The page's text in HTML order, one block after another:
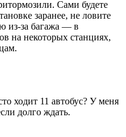
Сами будете
заранее, не ловите
из-за багажа — в
на некоторых станциях,
ходит 11 автобус? У меня
долго ждать.